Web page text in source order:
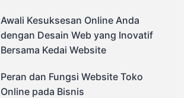
Awali Kesuksesan Online Anda
dengan Desain Web yang Inovatif
Bersama Kedai Website
Peran dan Fungsi Website Toko
Online pada Bisnis